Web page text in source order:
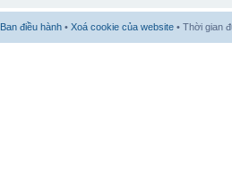
Ban điều hành • Xoá cookie của website • Thời gian